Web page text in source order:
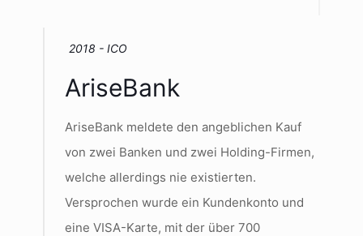
2018 - ICO
AriseBank
AriseBank meldete den angeblichen Kauf
von zwei Banken und zwei Holding-Firmen,
welche allerdings nie existierten.
Versprochen wurde ein Kundenkonto und
eine VISA-Karte, mit der über 700